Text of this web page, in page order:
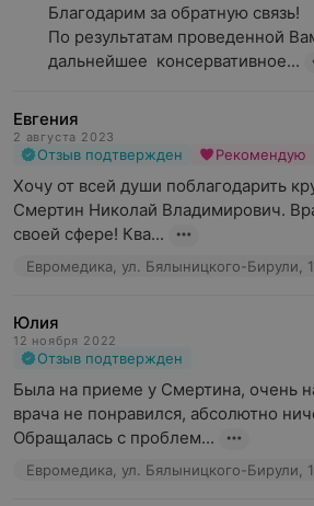
Благодарим за обратную связь!
По результатам проведенной
дальнейшее  консервативное...
Евгения
2 августа 2023
Отзыв подтвержден Рекомендую
Хочу от всей души поблагодарить
Смертин Николай Владимирович.
своей сфере! Ква...
Евромедика, ул. Бялыницкого-Бирули, 1
Юлия
12 ноября 2022
Отзыв подтвержден
Была на приеме у Смертина, очень
врача не понравился, абсолютно
Обращалась с проблем...
Евромедика, ул. Бялыницкого-Бирули, 1